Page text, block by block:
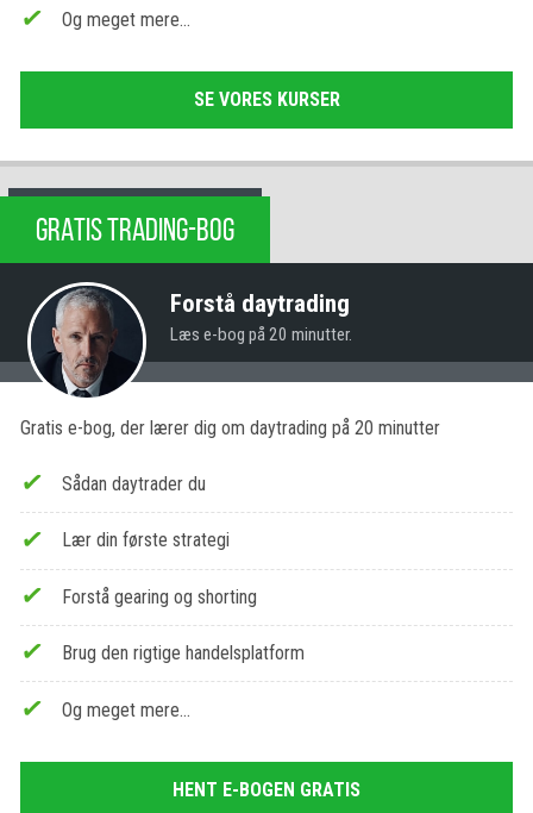
Og meget mere…
SE VORES KURSER
GRATIS TRADING-BOG
Forstå daytrading
Læs e-bog på 20 minutter.
Gratis e-bog, der lærer dig om daytrading på 20 minutter
Sådan daytrader du
Lær din første strategi
Forstå gearing og shorting
Brug den rigtige handelsplatform
Og meget mere…
HENT E-BOGEN GRATIS